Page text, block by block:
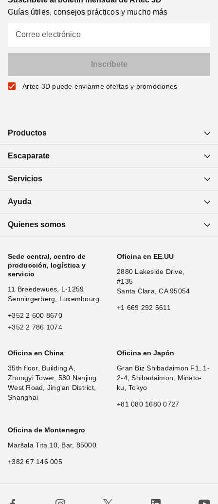
Guías útiles, consejos prácticos y mucho más
Correo electrónico
Artec 3D puede enviarme ofertas y promociones
Productos
Escaparate
Servicios
Ayuda
Quienes somos
Sede central, centro de
producción, logística y
servicio
11 Breedewues, L-1259
Senningerberg, Luxembourg
+352 2 600 8670
+352 2 786 1074
Oficina en EE.UU
2880 Lakeside Drive,
#135
Santa Clara, CA 95054
+1 669 292 5611
Oficina en China
35th floor, Building A,
Zhongyi Tower, 580 Nanjing
West Road, Jing'an District,
Shanghai
Oficina en Japón
Gran Biz Shibadaimon F1, 1-
2-4, Shibadaimon, Minato-
ku, Tokyo
+81 080 1680 0727
Oficina de Montenegro
Maršala Tita 10, Bar, 85000
+382 67 146 005